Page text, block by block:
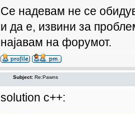
Се надевам не се
и да е, извини за
најавам на форумот.
Subject: Re:Pawns
solution c++: